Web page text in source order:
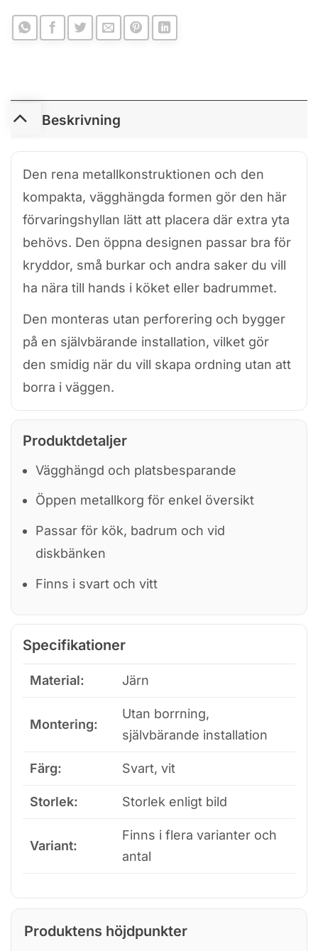
Beskrivning
Den rena metallkonstruktionen och den
kompakta, vägghängda formen gör den här
förvaringshyllan lätt att placera där extra yta
behövs. Den öppna designen passar bra för
kryddor, små burkar och andra saker du vill
ha nära till hands i köket eller badrummet.
Den monteras utan perforering och bygger
på en självbärande installation, vilket gör
den smidig när du vill skapa ordning utan att
borra i väggen.
Produktdetaljer
Vägghängd och platsbesparande
Öppen metallkorg för enkel översikt
Passar för kök, badrum och vid
diskbänken
Finns i svart och vitt
Specifikationer
Material: Järn
Montering:
Utan borrning,
självbärande installation
Färg: Svart, vit
Storlek: Storlek enligt bild
Variant:
Finns i flera varianter och
antal
Produktens höjdpunkter